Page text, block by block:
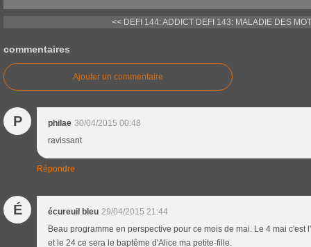
<< DEFI 144: ADDICT DEFI 143: MALADIE DES
commentaires
Ajouter un commentaire
P philae 30/04/2015 00:48
ravissant
Répondre
É écureuil bleu 29/04/2015 21:44
Beau programme en perspective pour ce mois de mai. Le 4 mai c'est
et le 24 ce sera le baptême d'Alice ma petite-fille.